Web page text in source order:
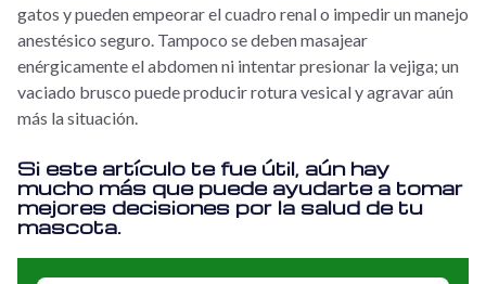
gatos y pueden empeorar el cuadro renal o impedir un manejo
anestésico seguro. Tampoco se deben masajear
enérgicamente el abdomen ni intentar presionar la vejiga; un
vaciado brusco puede producir rotura vesical y agravar aún
más la situación.
Si este artículo te fue útil, aún hay
mucho más que puede ayudarte a tomar
mejores decisiones por la salud de tu
mascota.